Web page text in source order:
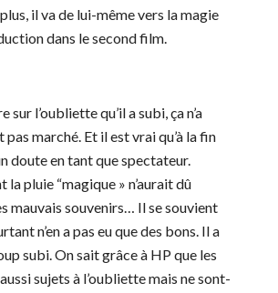
il va de lui-même vers la magie
dans le second film.
sur l’oubliette qu’il a subi, ça n’a
marché. Et il est vrai qu’à la fin
doute en tant que spectateur.
la pluie “magique » n’aurait dû
mauvais souvenirs… Il se souvient
n’en a pas eu que des bons. Il a
subi. On sait grâce à HP que les
sujets à l’oubliette mais ne sont-